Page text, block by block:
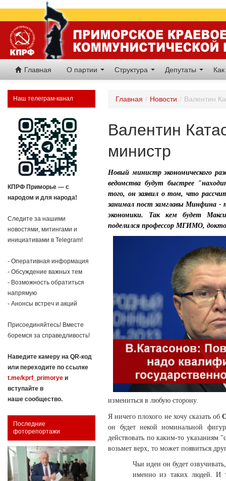
Главная О партии Структура Депутаты
Наш телеграм-канал
КПРФ Приморье — с
народом и для народа!
Следите за нашими
новостями, митингами и
инициативами в Telegram!
- Оперативная информация
- Обсуждение важных тем
- Возможность обратиться
напрямую
- Анонсы встреч и акций
Присоединяйтесь! Вместе
боремся за справедливость!
Наведите камеру на QR-код
или переходите по ссылке
t.me/kprf_primorye и
вступайте в
наше сообщество.
Последние
фоторепортажи
Главная / Новости / Валентин
Валентин
министр
Новый министр экономического
ведомства будут быстрее
того, он заявил о том, что
занимал пост замглавы Минфина -
экономики. Так кем будет
поделился профессор МГИМО,
измениться в любую сторону.
Я ничего плохого не хочу сказать об
он будет некой номинальной
действовать по каким-то указаниям
возьмет верх, то может появиться
Чьи идеи он будет
именно из таких людей. И